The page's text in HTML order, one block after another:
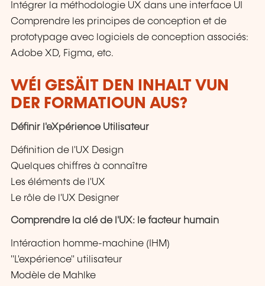
Intégrer la méthodologie UX dans une interface UI
Comprendre les principes de conception et de
prototypage avec logiciels de conception associés:
Adobe XD, Figma, etc.
WÉI GESÄIT DEN INHALT VUN
DER FORMATIOUN AUS?
Définir l'eXpérience Utilisateur
Définition de l'UX Design
Quelques chiffres à connaître
Les éléments de l'UX
Le rôle de l'UX Designer
Comprendre la clé de l'UX: le facteur humain
Intéraction homme-machine (IHM)
"L'expérience" utilisateur
Modèle de Mahlke